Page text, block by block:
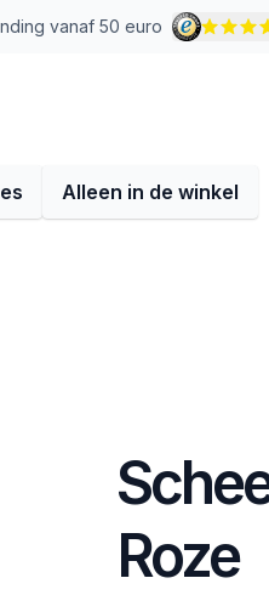
vanaf 50 euro
Alleen in de winkel
Roze